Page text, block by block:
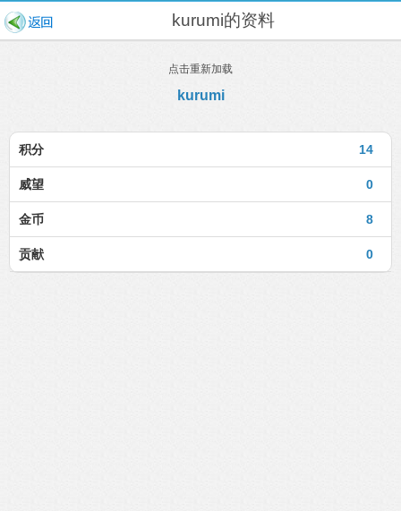
kurumi的资料
点击重新加载
kurumi
14
积分
0
威望
8
金币
0
贡献